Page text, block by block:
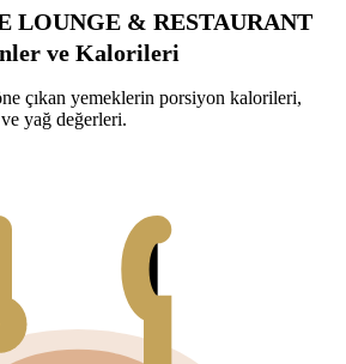
LOUNGE & RESTAURANT
ve Kalorileri
çıkan yemeklerin porsiyon kalorileri,
yağ değerleri.